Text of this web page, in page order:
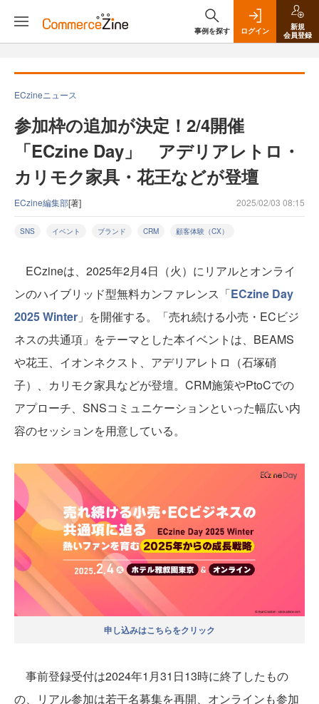
事例を探す ログイン
新規
会員登録
ECzineニュース
参加枠の追加が決定！2/4開催
「ECzine Day」 アデリアレトロ・
カリモク家具・花王などが登壇
ECzine編集部[著] 2025/02/03 08:15
SNS イベント ブランド CRM 顧客体験（CX）
ECzineは、2025年2月4日（火）にリアルとオンライ
ンのハイブリッド型無料カンファレンス「ECzine Day
2025 Winter 」を開催する。「売れ続ける小売・ECビジ
ネスの共通項」をテーマとした本イベントは、BEAMS
や花王、イオンネクスト、アデリアレトロ（石塚硝
子）、カリモク家具などが登壇。CRM施策やPtoCでの
アプローチ、SNSコミュニケーションといった幅広い内
容のセッションを用意している。
申し込みはこちらをクリック
事前登録受付は2024年1月31日13時に終了したもの
の、リアル参加は若干名募集を再開、オンラインも参加